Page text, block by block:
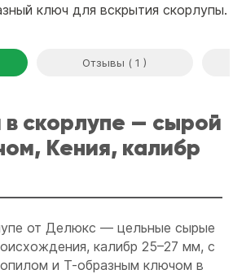
ключ для вскрытия скорлупы.
Отзывы ( 1 )
скорлупе — сырой
Кения, калибр
от Делюкс — цельные сырые
калибр 25–27 мм, с
и Т-образным ключом в